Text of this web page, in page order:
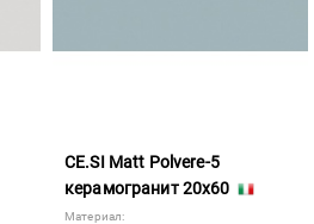
CE.SI Matt Polvere-5
керамогранит 20x60
Материал: